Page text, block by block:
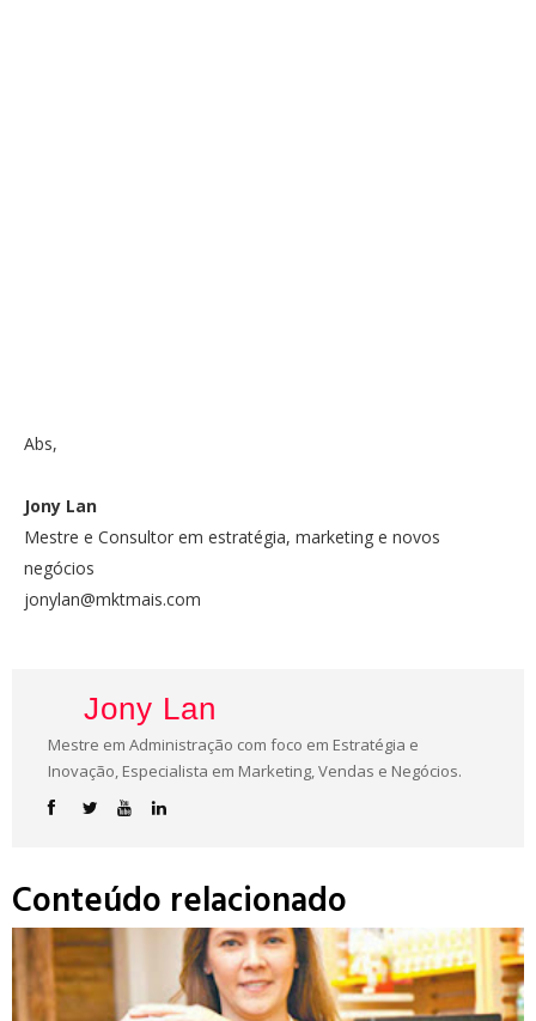
Abs,
Jony Lan
Mestre e Consultor em estratégia, marketing e novos
negócios
jonylan@mktmais.com
Jony Lan
Mestre em Administração com foco em Estratégia e
Inovação, Especialista em Marketing, Vendas e Negócios.
Conteúdo relacionado